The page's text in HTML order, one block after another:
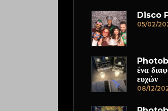
Disco
05/02/
ένα
ευχών
08/12/